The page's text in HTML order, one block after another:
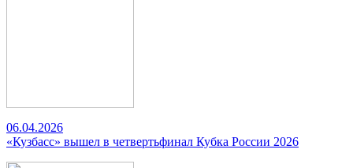
06.04.2026
«Кузбасс» вышел в четвертьфинал Кубка России 2026